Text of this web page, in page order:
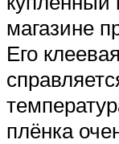
магазине
Его
плёнка